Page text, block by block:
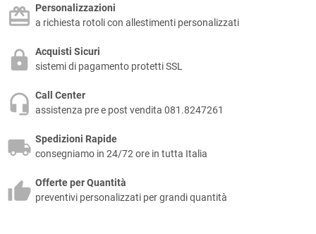
Personalizzazioni
a richiesta rotoli con allestimenti personalizzati
Acquisti Sicuri
sistemi di pagamento protetti SSL
Call Center
assistenza pre e post vendita 081.8247261
Spedizioni Rapide
consegniamo in 24/72 ore in tutta Italia
Offerte per Quantità
preventivi personalizzati per grandi quantità